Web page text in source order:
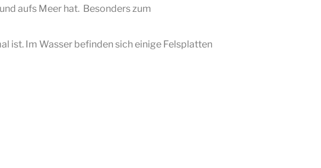
aufs Meer hat. Besonders zum
ist. Im Wasser befinden sich einige Felsplatten